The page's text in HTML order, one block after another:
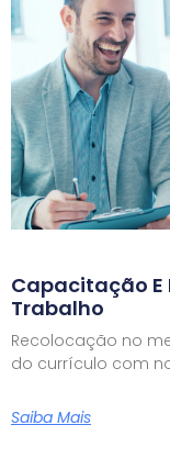
Capacitação E
Trabalho
Recolocação no
do currículo com
Saiba Mais